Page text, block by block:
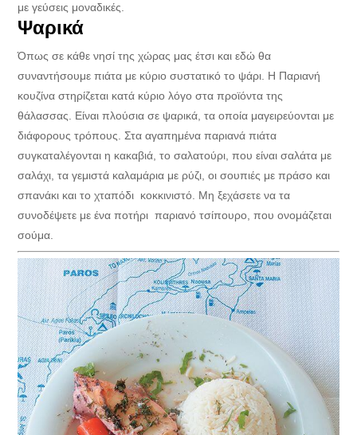
με γεύσεις μοναδικές.
Ψαρικά
Όπως σε κάθε νησί της χώρας μας έτσι και εδώ θα
συναντήσουμε πιάτα με κύριο συστατικό το ψάρι. Η Παριανή
κουζίνα στηρίζεται κατά κύριο λόγο στα προϊόντα της
θάλασσας. Είναι πλούσια σε ψαρικά, τα οποία μαγειρεύονται με
διάφορους τρόπους. Στα αγαπημένα παριανά πιάτα
συγκαταλέγονται η κακαβιά, το σαλατούρι, που είναι σαλάτα με
σαλάχι, τα γεμιστά καλαμάρια με ρύζι, οι σουπιές με πράσο και
σπανάκι και το χταπόδι κοκκινιστό. Μη ξεχάσετε να τα
συνοδέψετε με ένα ποτήρι παριανό τσίπουρο, που ονομάζεται
σούμα.